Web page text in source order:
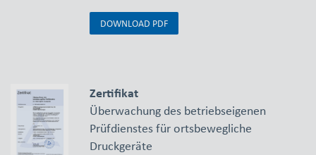
DOWNLOAD PDF
Zertifikat
Überwachung des betriebseigenen
Prüfdienstes für ortsbewegliche
Druckgeräte